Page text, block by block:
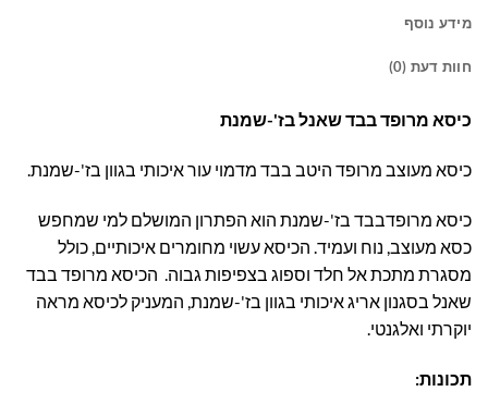
מידע נוסף
חוות דעת (0)
כיסא מרופד בבד שאנל בז'-שמנת
כיסא מעוצב מרופד היטב בבד מדמוי עור איכותי בגוון בז'-שמנת.
כיסא מרופדבבד בז'-שמנת הוא הפתרון המושלם למי שמחפש
כסא מעוצב, נוח ועמיד. הכיסא עשוי מחומרים איכותיים, כולל
מסגרת מתכת אל חלד וספוג בצפיפות גבוה. הכיסא מרופד בבד
שאנל בסגנון אריג איכותי בגוון בז'-שמנת, המעניק לכיסא מראה
יוקרתי ואלגנטי.
תכונות: